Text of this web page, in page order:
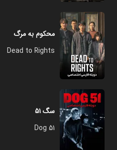
محکوم به مرگ
Dead to Rights
سگ ۵۱
Dog 51